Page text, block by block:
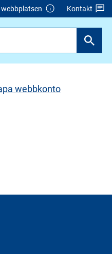
webbplatsen Kontakt
webbkonto